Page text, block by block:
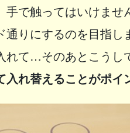
で触ってはいけませ
りにするのを目指し
れて…そのあとこう
れ替えることがポイ